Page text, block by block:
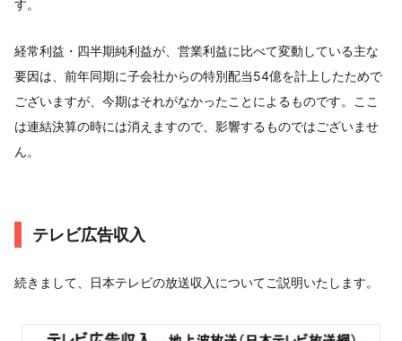
す。
経常利益・四半期純利益が、営業利益に比べて変動している主な
要因は、前年同期に子会社からの特別配当54億を計上したためで
ございますが、今期はそれがなかったことによるものです。ここ
は連結決算の時には消えますので、影響するものではございませ
ん。
テレビ広告収入
続きまして、日本テレビの放送収入についてご説明いたします。